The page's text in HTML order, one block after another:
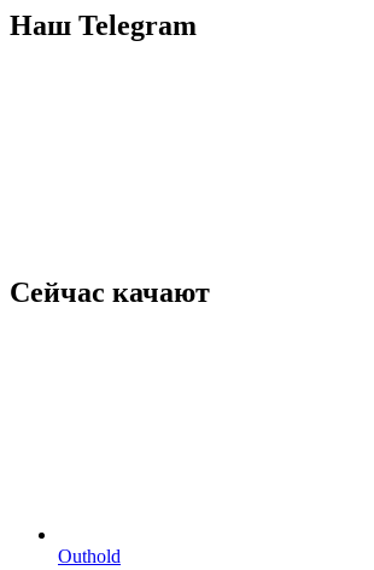
Наш Telegram
Сейчас качают
Outhold